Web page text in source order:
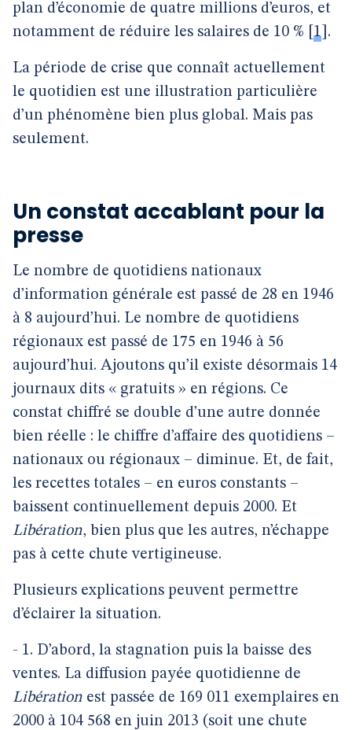
plan d’économie de quatre millions d’euros, et
notamment de réduire les salaires de 10 %
1 .
La période de crise que connaît actuellement
le quotidien est une illustration particulière
d’un phénomène bien plus global. Mais pas
seulement.
Un constat accablant pour la
presse
Le nombre de quotidiens nationaux
d’information générale est passé de 28 en 1946
à 8 aujourd’hui. Le nombre de quotidiens
régionaux est passé de 175 en 1946 à 56
aujourd’hui. Ajoutons qu’il existe désormais 14
journaux dits « gratuits » en régions. Ce
constat chiffré se double d’une autre donnée
bien réelle : le chiffre d’affaire des quotidiens –
nationaux ou régionaux – diminue. Et, de fait,
les recettes totales – en euros constants –
baissent continuellement depuis 2000. Et
Libération, bien plus que les autres, n’échappe
pas à cette chute vertigineuse.
Plusieurs explications peuvent permettre
d’éclairer la situation.
- 1. D’abord, la stagnation puis la baisse des
ventes. La diffusion payée quotidienne de
Libération est passée de 169 011 exemplaires en
2000 à 104 568 en juin 2013 (soit une chute